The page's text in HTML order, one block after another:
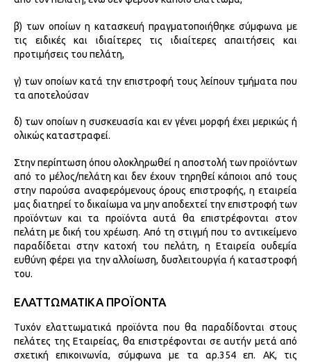
β) των οποίων η κατασκευή πραγματοποιήθηκε σύμφωνα με
τις ειδικές και ιδιαίτερες τις ιδιαίτερες απαιτήσεις και
προτιμήσεις του πελάτη,
γ) των οποίων κατά την επιστροφή τους λείπουν τμήματα που
τα αποτελούσαν
δ) των οποίων η συσκευασία και εν γένει μορφή έχει μερικώς ή
ολικώς καταστραφεί.
Στην περίπτωση όπου ολοκληρωθεί η αποστολή των προϊόντων
από το μέλος/πελάτη και δεν έχουν τηρηθεί κάποιοι από τους
στην παρούσα αναφερόμενους όρους επιστροφής, η εταιρεία
μας διατηρεί το δικαίωμα να μην αποδεχτεί την επιστροφή των
προϊόντων και τα προϊόντα αυτά θα επιστρέφονται στον
πελάτη με δική του χρέωση. Από τη στιγμή που το αντικείμενο
παραδίδεται στην κατοχή του πελάτη, η Εταιρεία ουδεμία
ευθύνη φέρει για την αλλοίωση, δυσλειτουργία ή καταστροφή
του.
ΕΛΑΤΤΩΜΑΤΙΚΑ ΠΡΟΪΟΝΤΑ
Τυχόν ελαττωματικά προϊόντα που θα παραδίδονται στους
πελάτες της Εταιρείας, θα επιστρέφονται σε αυτήν μετά από
σχετική επικοινωνία, σύμφωνα με τα αρ.354 επ. ΑΚ, τις